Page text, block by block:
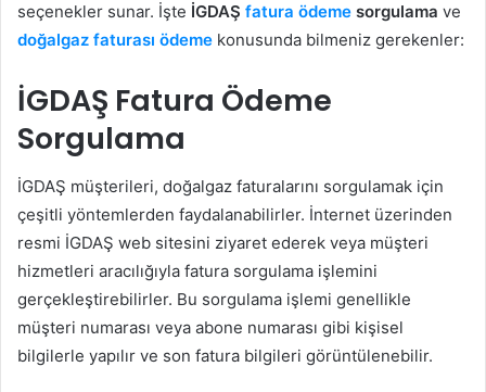
seçenekler sunar. İşte İGDAŞ fatura ödeme sorgulama ve
doğalgaz faturası ödeme konusunda bilmeniz gerekenler:
İGDAŞ Fatura Ödeme
Sorgulama
İGDAŞ müşterileri, doğalgaz faturalarını sorgulamak için
çeşitli yöntemlerden faydalanabilirler. İnternet üzerinden
resmi İGDAŞ web sitesini ziyaret ederek veya müşteri
hizmetleri aracılığıyla fatura sorgulama işlemini
gerçekleştirebilirler. Bu sorgulama işlemi genellikle
müşteri numarası veya abone numarası gibi kişisel
bilgilerle yapılır ve son fatura bilgileri görüntülenebilir.